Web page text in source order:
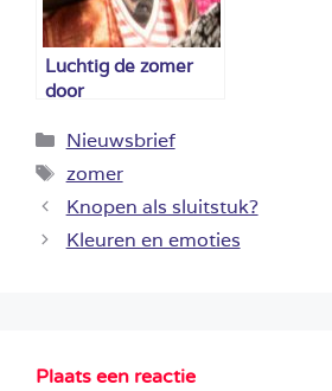
Luchtig de zomer
door
Categorieën
Nieuwsbrief
Tags
zomer
Knopen als sluitstuk?
Kleuren en emoties
Plaats een reactie